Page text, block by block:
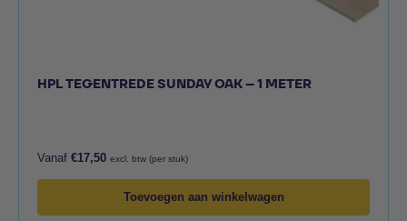
HPL TEGENTREDE SUNDAY OAK – 1 METER
Vanaf €17,50 excl. btw (per stuk)
Toevoegen aan winkelwagen